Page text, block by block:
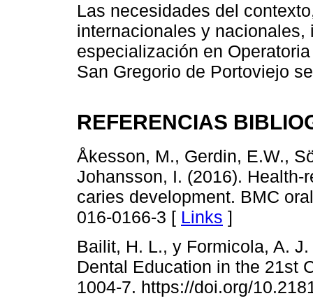
Las necesidades del
internacionales y
especialización en
San Gregorio de Portoviejo
REFERENCIAS
Åkesson, M., Gerdin, E.W.,
Johansson, I. (2016).
caries development. BMC
016-0166-3 [ Links ]
Bailit, H. L., y Formicola, A.
Dental Education in the 21st
1004-7. https://doi.org/